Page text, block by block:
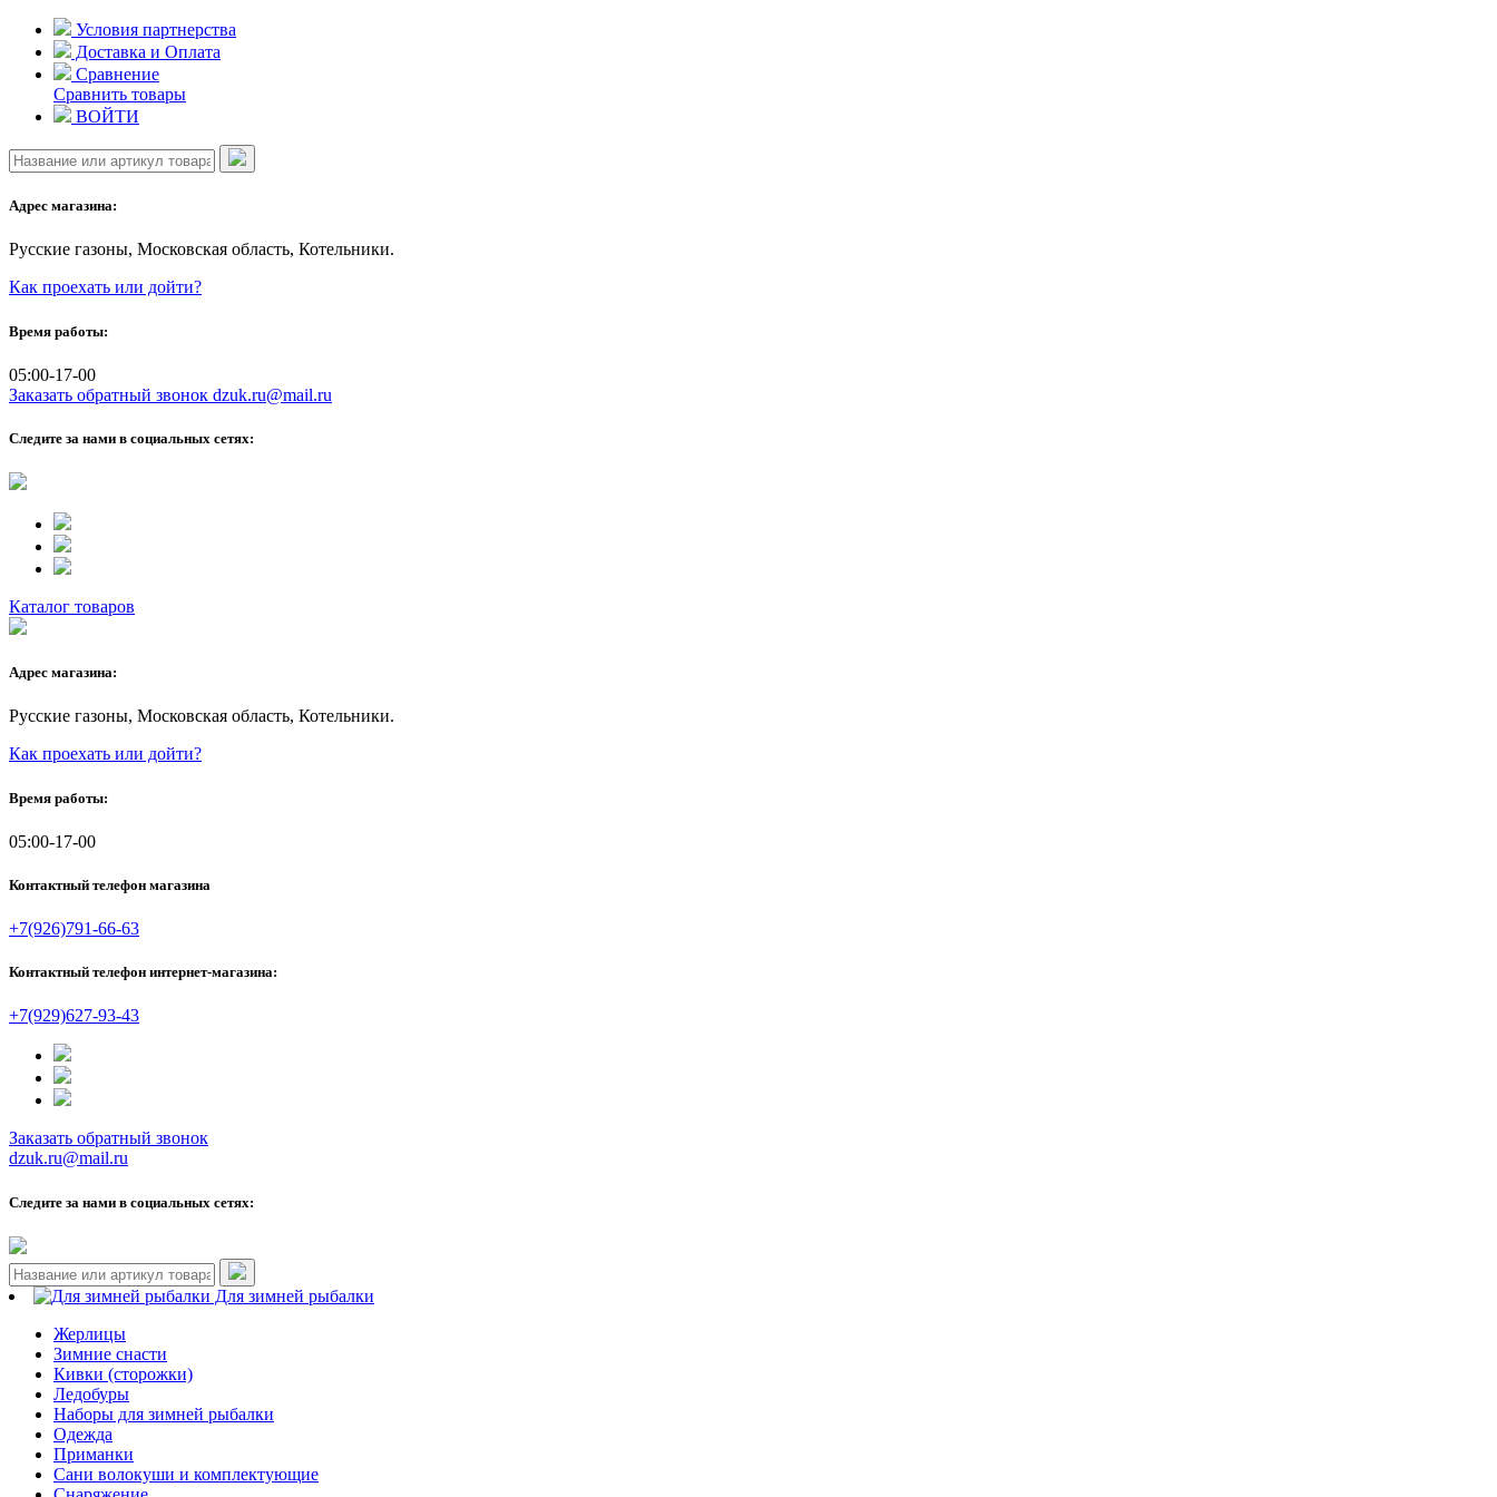
Skip
content
Условия партнерства
Доставка и Оплата
Сравнение
Сравнить товары
ВОЙТИ
Адрес магазина:
Русские газоны, Московская область, Котельники.
Как проехать или дойти?
Время работы:
05:00-17-00
Заказать обратный звонок dzuk.ru@mail.ru
Следите за нами в социальных сетях:
Каталог товаров
Адрес магазина:
Русские газоны, Московская область, Котельники.
Как проехать или дойти?
Время работы:
05:00-17-00
Контактный телефон магазина
+7(926)791-66-63
Контактный телефон интернет-магазина:
+7(929)627-93-43
Заказать обратный звонок
dzuk.ru@mail.ru
Следите за нами в социальных сетях:
Для зимней рыбалки
Жерлицы
Зимние снасти
Кивки (сторожки)
Ледобуры
Наборы для зимней рыбалки
Одежда
Приманки
Сани волокуши и комплектующие